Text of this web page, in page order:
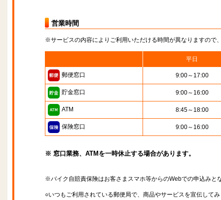
営業時間
※サービスの内容によりご利用いただける時間が異なりますので
平日
郵便窓口 9:00～17:00
貯金窓口 9:00～16:00
ATM 8:45～18:00
保険窓口 9:00～16:00
※ 窓口業務、ATMを一時休止する場合があります。
※バイク自賠責保険はお客さまスマホ等からのWebでの申込みと
○いつもご利用されている郵便局で、商品やサービスを宣伝して